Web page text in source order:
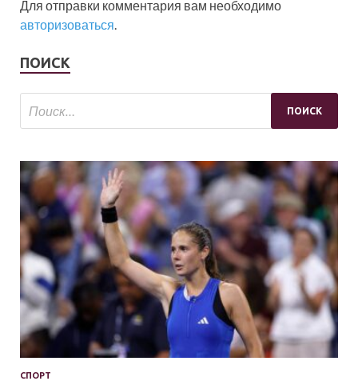
Для отправки комментария вам необходимо
авторизоваться.
ПОИСК
СПОРТ